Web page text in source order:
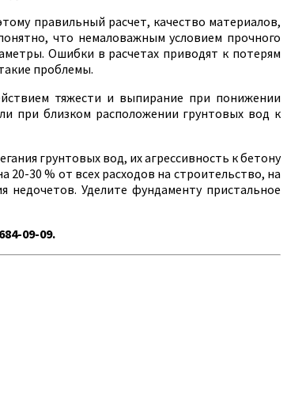
правильный расчет, качество материалов,
что немаловажным условием прочного
Ошибки в расчетах приводят к потерям
проблемы.
тяжести и выпирание при понижении
при близком расположении грунтовых вод к
грунтовых вод, их агрессивность к бетону
20-30 % от всех расходов на строительство, на
Уделите фундаменту пристальное
09-09.